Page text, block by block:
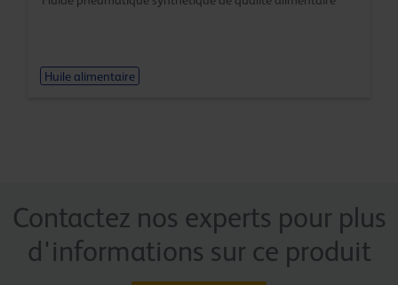
Huile alimentaire
Contactez nos experts pour plus
d'informations sur ce produit